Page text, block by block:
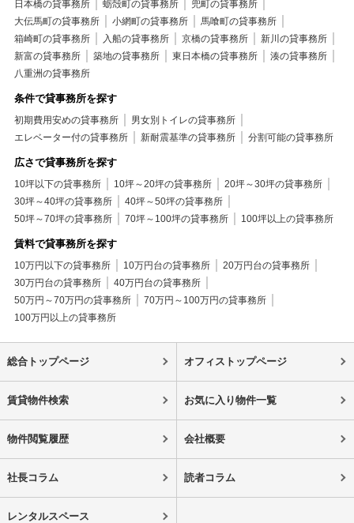
日本橋の貸事務所 蛎殻町の貸事務所
兜町の貸事務所
大伝馬町の貸事務所
小網町の貸事務所
馬喰町の貸事務所
箱崎町の貸事務所
入船の貸事務所 京橋の貸事務所
新川の貸事務所
新富の貸事務所
築地の貸事務所 東日本橋の貸事務所
湊の貸事務所
八重洲の貸事務所
条件で貸事務所を探す
初期費用安めの貸事務所
男女別トイレの貸事務所
エレベーター付の貸事務所
新耐震基準の貸事務所 分割可能の貸事務所
広さで貸事務所を探す
10坪以下の貸事務所 10坪～20坪の貸事務所
20坪～30坪の貸事務所
30坪～40坪の貸事務所
40坪～50坪の貸事務所
50坪～70坪の貸事務所
70坪～100坪の貸事務所 100坪以上の貸事務所
賃料で貸事務所を探す
10万円以下の貸事務所 10万円台の貸事務所
20万円台の貸事務所
30万円台の貸事務所
40万円台の貸事務所
50万円～70万円の貸事務所
70万円～100万円の貸事務所
100万円以上の貸事務所
総合トップページ オフィストップページ
賃貸物件検索 お気に入り物件一覧
物件閲覧履歴 会社概要
社長コラム 読者コラム
レンタルスペース